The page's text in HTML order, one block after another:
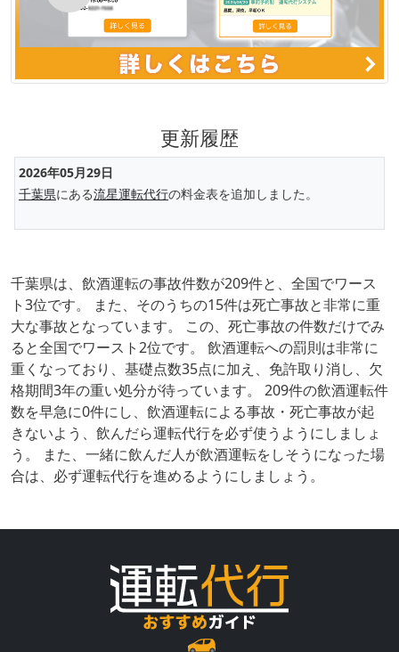
更新履歴
2026年05月29日
千葉県にある流星運転代行の料金表を追加しました。
千葉県は、飲酒運転の事故件数が209件と、全国でワース
ト3位です。 また、そのうちの15件は死亡事故と非常に重
大な事故となっています。 この、死亡事故の件数だけでみ
ると全国でワースト2位です。 飲酒運転への罰則は非常に
重くなっており、基礎点数35点に加え、免許取り消し、欠
格期間3年の重い処分が待っています。 209件の飲酒運転件
数を早急に0件にし、飲酒運転による事故・死亡事故が起
きないよう、飲んだら運転代行を必ず使うようにしましょ
う。 また、一緒に飲んだ人が飲酒運転をしそうになった場
合は、必ず運転代行を進めるようにしましょう。